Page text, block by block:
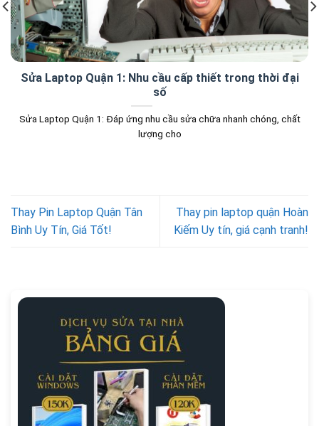
Sửa Laptop Quận 1: Nhu cầu cấp thiết trong thời đại
số
Sửa Laptop Quận 1: Đáp ứng nhu cầu sửa chữa nhanh chóng, chất
lượng cho
Thay Pin Laptop Quận Tân
Bình Uy Tín, Giá Tốt!
Thay pin laptop quận Hoàn
Kiếm Uy tín, giá cạnh tranh!